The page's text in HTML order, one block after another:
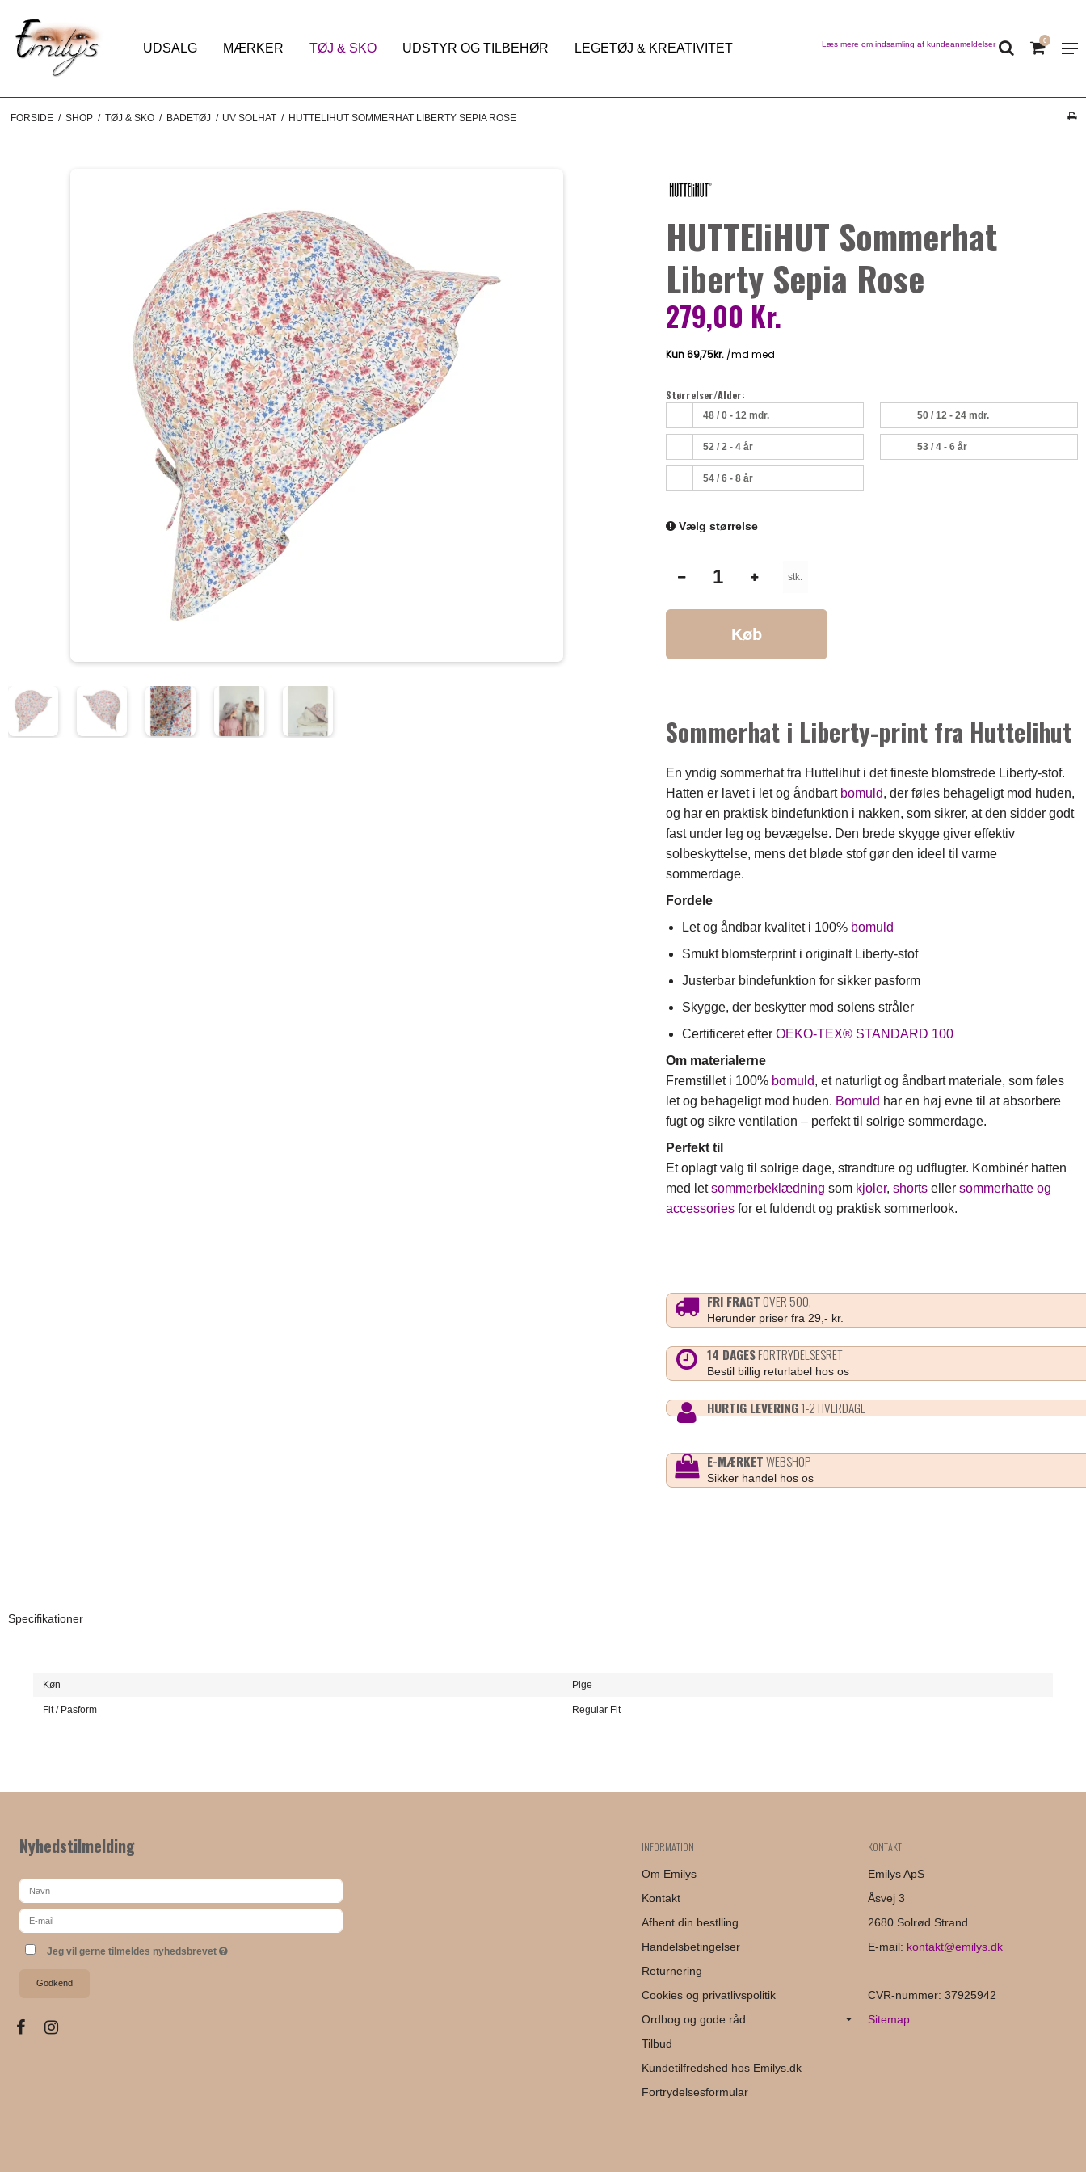
UDSALG MÆRKER TØJ & SKO UDSTYR OG TILBEHØR LEGETØJ & KREATIVITET Læs mere om indsamling af kundeanmeldelser 0
FORSIDE / SHOP / TØJ & SKO / BADETØJ / UV SOLHAT / HUTTELIHUT SOMMERHAT LIBERTY SEPIA ROSE
HUTTEliHUT Sommerhat
Liberty Sepia Rose
279,00 Kr.
Størrelser/Alder:
48 / 0 - 12 mdr. 50 / 12 - 24 mdr.
52 / 2 - 4 år 53 / 4 - 6 år
54 / 6 - 8 år
Vælg størrelse
stk.
Køb
Sommerhat i Liberty-print fra Huttelihut
En yndig sommerhat fra Huttelihut i det fineste blomstrede Liberty-stof.
Hatten er lavet i let og åndbart bomuld, der føles behageligt mod huden,
og har en praktisk bindefunktion i nakken, som sikrer, at den sidder godt
fast under leg og bevægelse. Den brede skygge giver effektiv
solbeskyttelse, mens det bløde stof gør den ideel til varme
sommerdage.
Fordele
Let og åndbar kvalitet i 100% bomuld
Smukt blomsterprint i originalt Liberty-stof
Justerbar bindefunktion for sikker pasform
Skygge, der beskytter mod solens stråler
Certificeret efter OEKO-TEX® STANDARD 100
Om materialerne
Fremstillet i 100% bomuld, et naturligt og åndbart materiale, som føles
let og behageligt mod huden. Bomuld har en høj evne til at absorbere
fugt og sikre ventilation – perfekt til solrige sommerdage.
Perfekt til
Et oplagt valg til solrige dage, strandture og udflugter. Kombinér hatten
med letsommerbeklædning som kjoler, shortseller sommerhatte og
accessoriesfor et fuldendt og praktisk sommerlook.
FRI FRAGTOVER 500,-
Herunder priser fra 29,- kr.
14 DAGESFORTRYDELSESRET
Bestil billig returlabel hos os
HURTIG LEVERING1-2 HVERDAGE
E-MÆRKETWEBSHOP
Sikker handel hos os
Specifikationer
Køn Pige
Fit / Pasform Regular Fit
Nyhedstilmelding
Jeg vil gerne tilmeldes nyhedsbrevet
Godkend
INFORMATION
Om Emilys
Kontakt
Afhent din bestlling
Handelsbetingelser
Returnering
Cookies og privatlivspolitik
Ordbog og gode råd
Tilbud
Kundetilfredshed hos Emilys.dk
Fortrydelsesformular
KONTAKT
Emilys ApS
Åsvej 3
2680 Solrød Strand
E-mail: kontakt@emilys.dk
CVR-nummer: 37925942
Sitemap